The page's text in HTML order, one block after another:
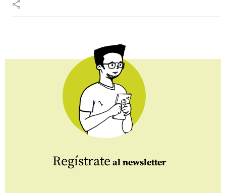
share
Regístrate al newsletter